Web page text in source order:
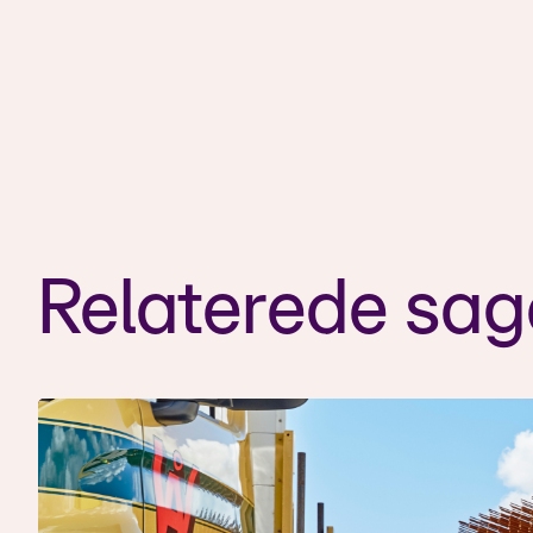
Relaterede